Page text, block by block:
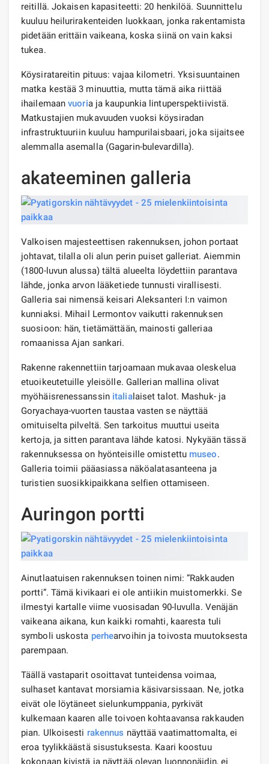
reitillä. Jokaisen kapasiteetti: 20 henkilöä. Suunnittelu
kuuluu heilurirakenteiden luokkaan, jonka rakentamista
pidetään erittäin vaikeana, koska siinä on vain kaksi
tukea.
Köysiratareitin pituus: vajaa kilometri. Yksisuuntainen
matka kestää 3 minuuttia, mutta tämä aika riittää
ihailemaanvuoria ja kaupunkia lintuperspektiivistä.
Matkustajien mukavuuden vuoksi köysiradan
infrastruktuuriin kuuluu hampurilaisbaari, joka sijaitsee
alemmalla asemalla (Gagarin-bulevardilla).
akateeminen galleria
Valkoisen majesteettisen rakennuksen, johon portaat
johtavat, tilalla oli alun perin puiset galleriat. Aiemmin
(1800-luvun alussa) tältä alueelta löydettiin parantava
lähde, jonka arvon lääketiede tunnusti virallisesti.
Galleria sai nimensä keisari Aleksanteri I:n vaimon
kunniaksi. Mihail Lermontov vaikutti rakennuksen
suosioon: hän, tietämättään, mainosti galleriaa
romaanissa Ajan sankari.
Rakenne rakennettiin tarjoamaan mukavaa oleskelua
etuoikeutetuille yleisölle. Gallerian mallina olivat
myöhäisrenessanssin italialaiset talot. Mashuk- ja
Goryachaya-vuorten taustaa vasten se näyttää
omituiselta pilveltä. Sen tarkoitus muuttui useita
kertoja, ja sitten parantava lähde katosi. Nykyään tässä
rakennuksessa on hyönteisille omistettu museo.
Galleria toimii pääasiassa näköalatasanteena ja
turistien suosikkipaikkana selfien ottamiseen.
Auringon portti
Ainutlaatuisen rakennuksen toinen nimi: ”Rakkauden
portti”. Tämä kivikaari ei ole antiikin muistomerkki. Se
ilmestyi kartalle viime vuosisadan 90-luvulla. Venäjän
vaikeana aikana, kun kaikki romahti, kaaresta tuli
symboli uskosta perhearvoihin ja toivosta muutoksesta
parempaan.
Täällä vastaparit osoittavat tunteidensa voimaa,
sulhaset kantavat morsiamia käsivarsissaan. Ne, jotka
eivät ole löytäneet sielunkumppania, pyrkivät
kulkemaan kaaren alle toivoen kohtaavansa rakkauden
pian. Ulkoisesti rakennus näyttää vaatimattomalta, ei
eroa tyylikkäästä sisustuksesta. Kaari koostuu
kokonaan kivistä ja näyttää olevan luonnonäidin, ei